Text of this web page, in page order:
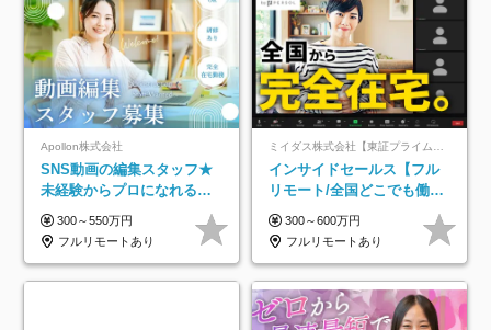
Apollon株式会社
SNS動画の編集スタッフ★
未経験からプロになれる！
｜おうちで働くフルリモー
ト｜残業ゼロで18時退勤◎
300～550万円
フルリモートあり
ミイダス株式会社【東証プライム上場パーソルグループ】
インサイドセールス【フル
リモート/全国どこでも働け
る】未経験OK*土日祝休み*
残業少なめ*在宅勤務手当あ
り
300～600万円
フルリモートあり